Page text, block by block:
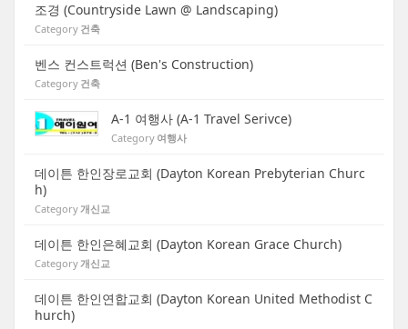
조경 (Countryside Lawn @ Landscaping)
Category 건축
벤스 컨스트럭션 (Ben's Construction)
Category 건축
A-1 여행사 (A-1 Travel Serivce)
Category 여행사
데이튼 한인장로교회 (Dayton Korean Prebyterian Churc
h)
Category개신교
데이튼 한인은혜교회 (Dayton Korean Grace Church)
Category개신교
데이튼 한인연합교회 (Dayton Korean United Methodist C
hurch)